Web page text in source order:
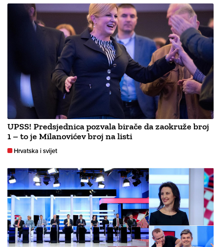
UPSS! Predsjednica pozvala birače da zaokruže broj
1 – to je Milanovićev broj na listi
Hrvatska i svijet